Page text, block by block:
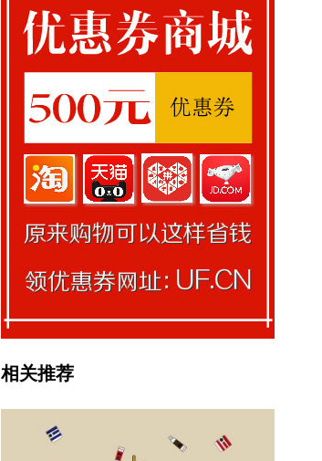
相关推荐